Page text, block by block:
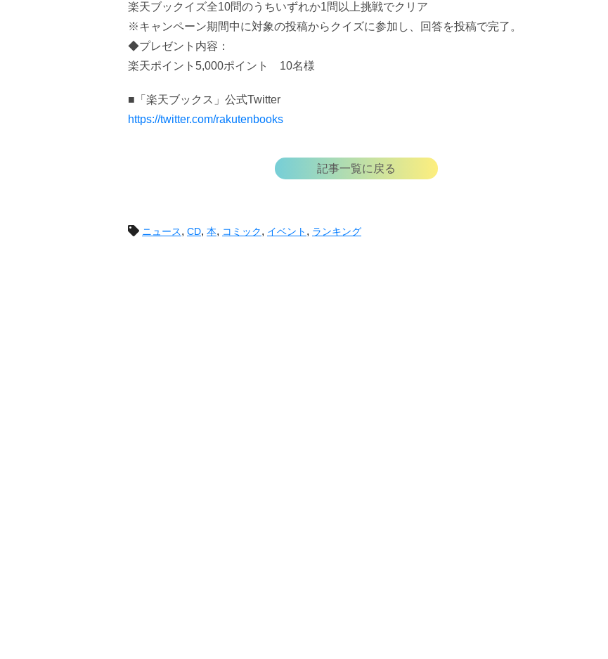
楽天ブックイズ全10問のうちいずれか1問以上挑戦でクリア
※キャンペーン期間中に対象の投稿からクイズに参加し、回答を投稿で完了。
◆プレゼント内容：
楽天ポイント5,000ポイント 10名様
■「楽天ブックス」公式Twitter
https://twitter.com/rakutenbooks
記事一覧に戻る
投ニュース, CD, 本, コミック, イベント , ランキング